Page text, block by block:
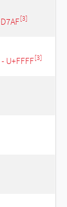
[3]
U+FFFF[3]